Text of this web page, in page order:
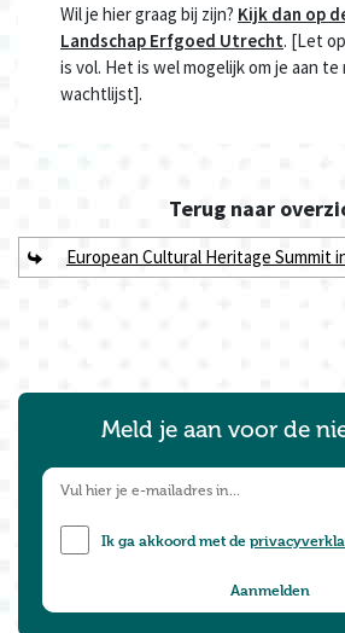
Wil je hier graag bij zijn? Kijk dan op
Landschap Erfgoed Utrecht. [Let
is vol. Het is wel mogelijk om je aan
wachtlijst].
Terug naar
European Cultural Heritage Summit
Meld je aan voor de
Ik ga akkoord met de